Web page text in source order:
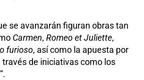
se avanzarán figuran obras tan
Carmen, Romeo et Juliette,
furioso, así como la apuesta por
través de iniciativas como los